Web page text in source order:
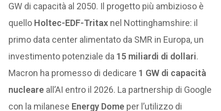
GW di capacità al 2050. Il progetto più ambizioso è
quello Holtec-EDF-Tritax nel Nottinghamshire: il
primo data center alimentato da SMR in Europa, un
investimento potenziale da 15 miliardi di dollari.
Macron ha promesso di dedicare 1 GW di capacità
nucleare all’AI entro il 2026. La partnership di Google
con la milanese Energy Dome per l’utilizzo di